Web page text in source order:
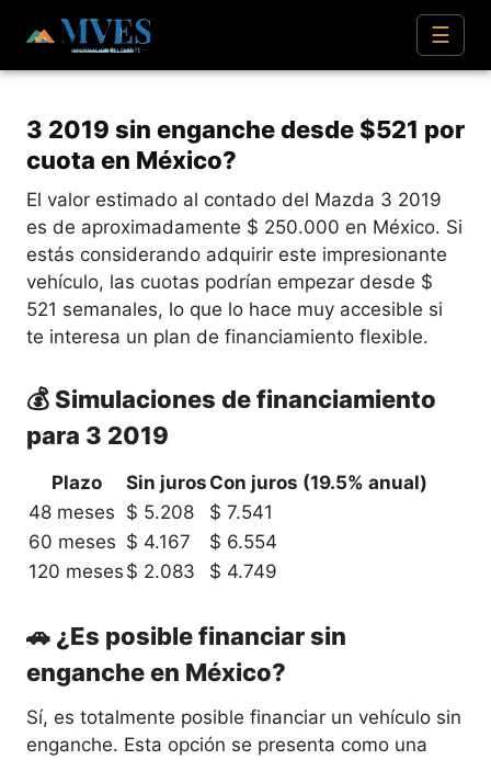
☰
3 2019 sin enganche desde $521 por
cuota en México?
El valor estimado al contado del Mazda 3 2019
es de aproximadamente $ 250.000 en México. Si
estás considerando adquirir este impresionante
vehículo, las cuotas podrían empezar desde $
521 semanales, lo que lo hace muy accesible si
te interesa un plan de financiamiento flexible.
💰 Simulaciones de financiamiento
para 3 2019
Plazo Sin juros Con juros (19.5% anual)
48 meses $ 5.208
$ 7.541
60 meses $ 4.167
$ 6.554
120 meses $ 2.083 $ 4.749
🚗 ¿Es posible financiar sin
enganche en México?
Sí, es totalmente posible financiar un vehículo sin
enganche. Esta opción se presenta como una